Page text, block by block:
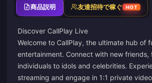
商品説明 友達招待で稼ぐ HOT
Discover CallPlay Live
Welcome to CallPlay, the ultimate hub of
entertainment. Connect with new friends,
individuals to idols and celebrities.
streaming and engage in 1:1 private